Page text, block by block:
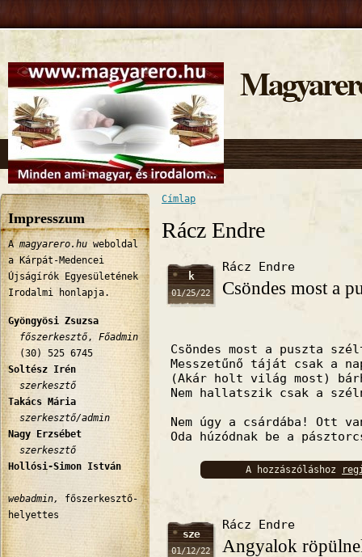
Impresszum
A magyarero.hu weboldal
a Kárpát-Medencei
Újságírók Egyesületének
Irodalmi honlapja.
Gyöngyösi Zsuzsa
főszerkesztő ,
Főadmin
(30) 525 6745
Soltész Irén
szerkesztő
Takács Mária
szerkesztő/admin
Nagy Erzsébet
szerkesztő
Hollósi-Simon István
webadmin,
főszerkesztő-
helyettes
Jelenlegi hely
Címlap
Rácz Endre
k
01/25/22
Rácz Endre
Csöndes most a
Csöndes most a puszta
Messzetűnő táját csak a
(Akár holt világ most)
Nem hallatszik csak a
Nem úgy a csárdába! Ott
Oda húzódnak be a
A hozzászóláshoz
sze
01/12/22
Rácz Endre
Angyalok